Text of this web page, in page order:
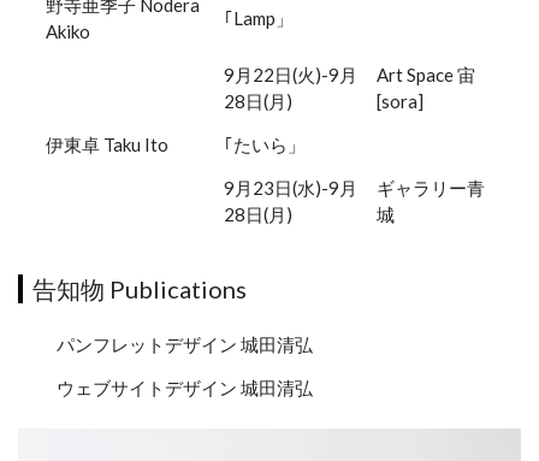
野寺亜季子 Nodera
Akiko
｢Lamp」
9月22日(火)-9月
28日(月)
Art Space 宙
[sora]
伊東卓 Taku Ito
｢たいら」
9月23日(水)-9月
28日(月)
ギャラリー青
城
告知物 Publications
パンフレットデザイン 城田清弘
ウェブサイトデザイン 城田清弘